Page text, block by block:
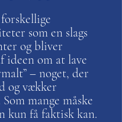
som en slags
og bliver
ideen om at lave
– noget, der
og vækker
mange måske
kun få faktisk kan.